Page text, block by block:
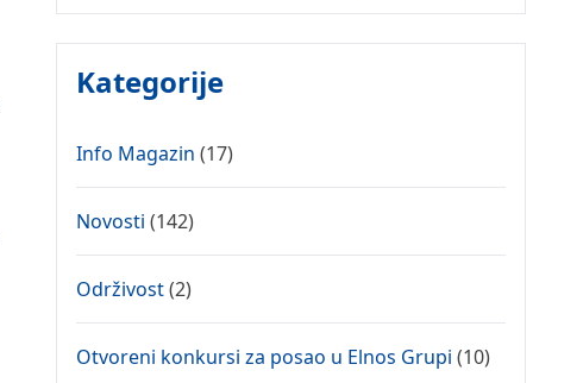
Kategorije
Info Magazin (17)
Novosti (142)
Održivost(2)
Otvoreni konkursi za posao u Elnos Grupi (10)